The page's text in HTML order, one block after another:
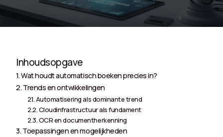
Inhoudsopgave
Wat houdt automatisch boeken precies in?
Trends en ontwikkelingen
Automatisering als dominante trend
Cloudinfrastructuur als fundament
OCR en documentherkenning
Toepassingen en mogelijkheden